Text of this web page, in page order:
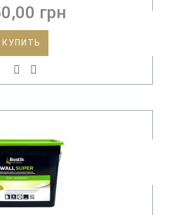
грн
КУПИТЬ